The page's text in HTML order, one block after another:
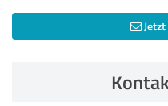
Jetzt